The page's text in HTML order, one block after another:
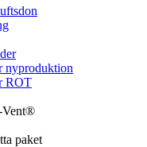
nyproduktion
ROT
Vent®
paket